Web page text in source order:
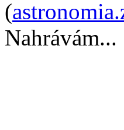
(
Nahrávám...